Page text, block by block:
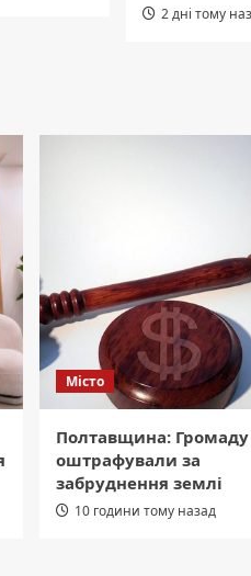
2 дні тому
Місто
Полтавщина: Громаду
оштрафували за
забруднення землі
10 години тому назад